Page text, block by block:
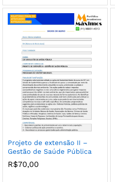
Projeto de extensão II –
Gestão de Saúde Pública
R$70,00